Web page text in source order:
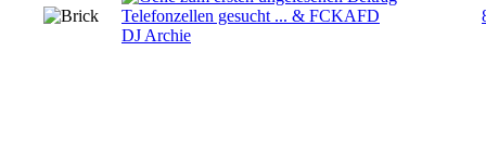
Telefonzellen gesucht ... & FCKAFD
DJ Archie